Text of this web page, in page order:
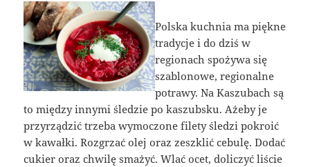
Polska kuchnia ma piękne
tradycje i do dziś w
regionach spożywa się
szablonowe, regionalne
potrawy. Na Kaszubach są
to między innymi śledzie po kaszubsku. Ażeby je
przyrządzić trzeba wymoczone filety śledzi pokroić
w kawałki. Rozgrzać olej oraz zeszklić cebulę. Dodać
cukier oraz chwilę smażyć. Wlać ocet, doliczyć liście